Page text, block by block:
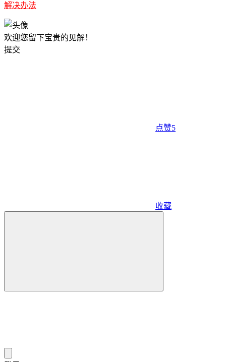
解决办法
欢迎您留下宝贵的见解！
提交
点赞5
收藏